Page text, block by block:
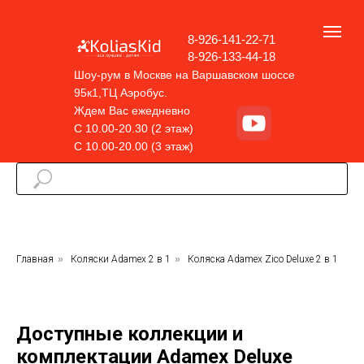
Шоу-рум в Москве на Варшавском шоссе
95к1,ТЦ Аэробус.
Ждем Вас ежедневно
С 10.00-20.30 (2 этаж)
С 10.00-20.00 (3 этаж)
8-926-141-22-71
8-926-133-44-18
Главная » Коляски Adamex 2 в 1 » Коляска Adamex Zico Deluxe 2 в 1
Доступные коллекции и
комплектации Adamex Deluxe